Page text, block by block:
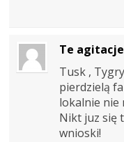
Te
Tusk ,
pierdzielą
lokalnie nie
Nikt juz się
wnioski!